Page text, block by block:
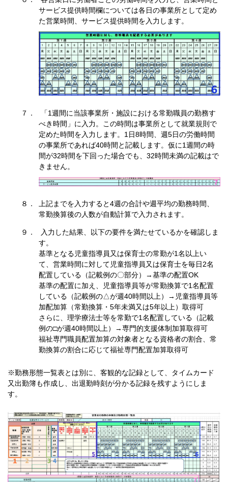
サービス提供時間欄については各日の事業所として定め
た営業時間、サービス提供時間を入力します。
「1週間に当該事業所・施設における常勤職員の勤務す
べき時間」に入力。この時間は事業所として就業規則で
定めた時間を入力します。1日8時間、週5日の労働時間
の事業所であれば40時間と記載します。仮に1週間の時
間が32時間を下回った場合でも、32時間未満の記載はで
きません。
上記までを入力すると4週の合計や週平均の勤務時間、
常勤換算後の人数が自動計算で入力されます。
入力した結果、以下の要件を満たせているかを確認しま
す。
基準となる児童指導員又は保育士の常勤が1名以上い
て、営業時間に対して児童指導員又は保育士を毎日2名
配置している（記載例の〇部分）→基準の配置OK
基準の配置に加え、児童指導員等が常勤換算で1名配置
している（記載例の△が週40時間以上）→児童指導員等
加配加算（常勤換算・5年未満又は5年以上）取得可
さらに、理学療法士等を常勤で1名配置している（記載
例の□が週40時間以上）→専門的支援体制加算取得可
福祉専門職員配置加算の対象者となる資格者の割合、常
勤換算の割合に応じて福祉専門配置加算取得可
※勤務形態一覧表とは別に、客観的な記録として、タイムカード
又出勤簿も作成し、出退勤時刻が分かる記録を残すようにしま
す。